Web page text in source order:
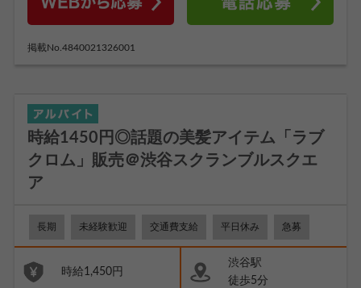
掲載No.4840021326001
時給1450円◎話題の美髪アイテム「ラブ
クロム」販売＠渋谷スクランブルスクエ
ア
長期 未経験歓迎 交通費支給 平日休み 急募
時給1,450円
渋谷駅
徒歩5分